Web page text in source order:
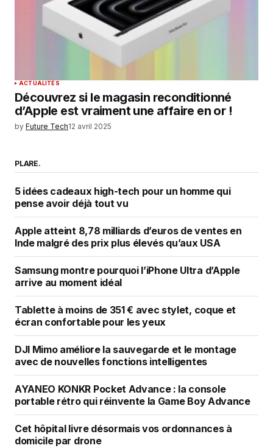
ACTUALITÉS
Découvrez si le magasin reconditionné
d’Apple est vraiment une affaire en or !
by Future Tech12 avril 2025
PLARE.
5 idées cadeaux high-tech pour un homme qui
pense avoir déjà tout vu
Apple atteint 8,78 milliards d’euros de ventes en
Inde malgré des prix plus élevés qu’aux USA
Samsung montre pourquoi l’iPhone Ultra d’Apple
arrive au moment idéal
Tablette à moins de 351 € avec stylet, coque et
écran confortable pour les yeux
DJI Mimo améliore la sauvegarde et le montage
avec de nouvelles fonctions intelligentes
AYANEO KONKR Pocket Advance : la console
portable rétro qui réinvente la Game Boy Advance
Cet hôpital livre désormais vos ordonnances à
domicile par drone